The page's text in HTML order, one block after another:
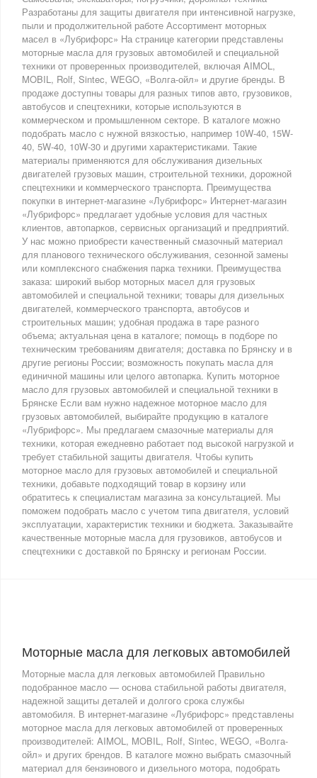
Разработаны для защиты двигателя при интенсивной нагрузке,
пыли и продолжительной работе Ассортимент моторных
масел в «Лубрифорс» На странице категории представлены
моторные масла для грузовых автомобилей и специальной
техники от проверенных производителей, включая AIMOL,
MOBIL, Rolf, Sintec, WEGO, «Волга-ойл» и другие бренды. В
продаже доступны товары для разных типов авто, грузовиков,
автобусов и спецтехники, которые используются в
коммерческом и промышленном секторе. В каталоге можно
подобрать масло с нужной вязкостью, например 10W-40, 15W-
40, 5W-40, 10W-30 и другими характеристиками. Такие
материалы применяются для обслуживания дизельных
двигателей грузовых машин, строительной техники, дорожной
спецтехники и коммерческого транспорта. Преимущества
покупки в интернет-магазине «Лубрифорс» Интернет-магазин
«Лубрифорс» предлагает удобные условия для частных
клиентов, автопарков, сервисных организаций и предприятий.
У нас можно приобрести качественный смазочный материал
для планового технического обслуживания, сезонной замены
или комплексного снабжения парка техники. Преимущества
заказа: широкий выбор моторных масел для грузовых
автомобилей и специальной техники; товары для дизельных
двигателей, коммерческого транспорта, автобусов и
строительных машин; удобная продажа в таре разного
объема; актуальная цена в каталоге; помощь в подборе по
техническим требованиям двигателя; доставка по Брянску и в
другие регионы России; возможность покупать масла для
единичной машины или целого автопарка. Купить моторное
масло для грузовых автомобилей и специальной техники в
Брянске Если вам нужно надежное моторное масло для
грузовых автомобилей, выбирайте продукцию в каталоге
«Лубрифорс». Мы предлагаем смазочные материалы для
техники, которая ежедневно работает под высокой нагрузкой и
требует стабильной защиты двигателя. Чтобы купить
моторное масло для грузовых автомобилей и специальной
техники, добавьте подходящий товар в корзину или
обратитесь к специалистам магазина за консультацией. Мы
поможем подобрать масло с учетом типа двигателя, условий
эксплуатации, характеристик техники и бюджета. Заказывайте
качественные моторные масла для грузовиков, автобусов и
спецтехники с доставкой по Брянску и регионам России.
Моторные масла для легковых автомобилей
Моторные масла для легковых автомобилей Правильно
подобранное масло — основа стабильной работы двигателя,
надежной защиты деталей и долгого срока службы
автомобиля. В интернет-магазине «Лубрифорс» представлены
моторное масла для легковых автомобилей от проверенных
производителей: AIMOL, MOBIL, Rolf, Sintec, WEGO, «Волга-
ойл» и других брендов. В каталоге можно выбрать смазочный
материал для бензинового и дизельного мотора, подобрать